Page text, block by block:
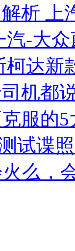
析 上
汽-大
柯达新
机都
服的5
试谍
么，